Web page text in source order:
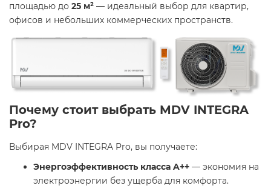
площадью до 25 м² — идеальный выбор для квартир,
офисов и небольших коммерческих пространств.​
Почему стоит выбрать MDV INTEGRA
Pro?
Выбирая MDV INTEGRA Pro, вы получаете:​
Энергоэффективность класса A++ — экономия на
электроэнергии без ущерба для комфорта.